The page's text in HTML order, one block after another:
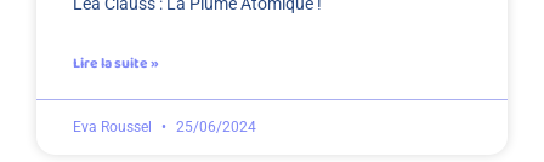
Lire la suite »
Eva Roussel 25/06/2024